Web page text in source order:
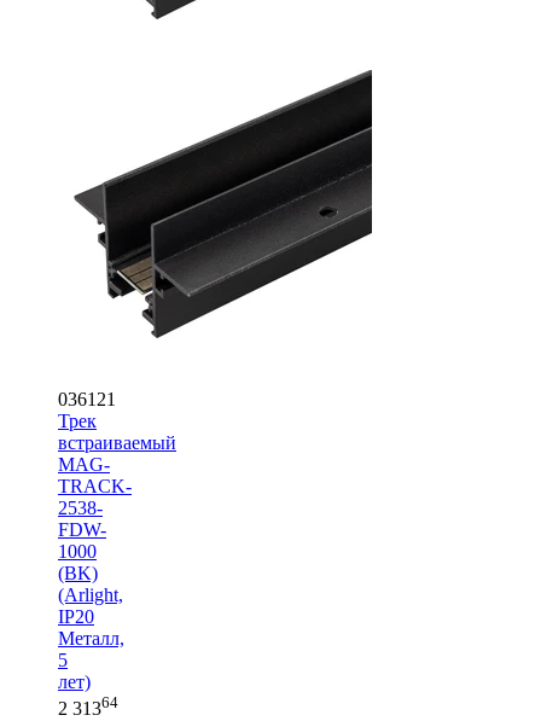
036121
Трек
встраиваемый
MAG-
TRACK-
2538-
FDW-
1000
(BK)
(Arlight,
IP20
Металл,
5
лет)
2 31364